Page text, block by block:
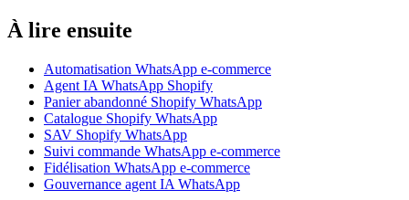
À lire ensuite
Automatisation WhatsApp e-commerce
Agent IA WhatsApp Shopify
Panier abandonné Shopify WhatsApp
Catalogue Shopify WhatsApp
SAV Shopify WhatsApp
Suivi commande WhatsApp e-commerce
Fidélisation WhatsApp e-commerce
Gouvernance agent IA WhatsApp